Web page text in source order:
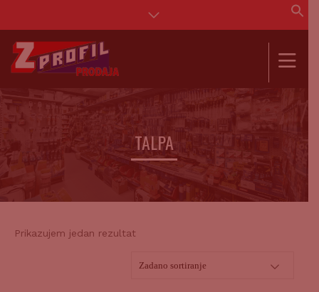
TALPA
Prikazujem jedan rezultat